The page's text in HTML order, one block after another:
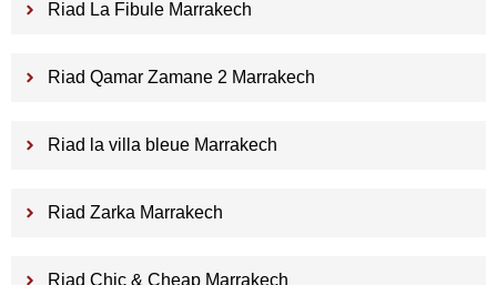
Riad La Fibule Marrakech
Riad Qamar Zamane 2 Marrakech
Riad la villa bleue Marrakech
Riad Zarka Marrakech
Riad Chic & Cheap Marrakech